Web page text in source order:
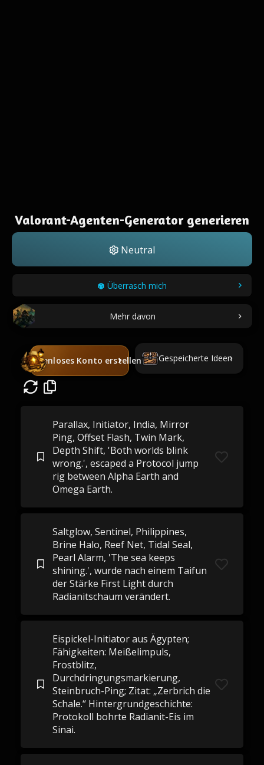
Valorant-Agenten-Generator generieren
Neutral
Überrasch mich
Mehr davon
Kostenloses Konto erstellen Gespeicherte Ideen
Parallax, Initiator, India, Mirror
Ping, Offset Flash, Twin Mark,
Depth Shift, 'Both worlds blink
wrong.', escaped a Protocol jump
rig between Alpha Earth and
Omega Earth.
Saltglow, Sentinel, Philippines,
Brine Halo, Reef Net, Tidal Seal,
Pearl Alarm, 'The sea keeps
shining.', wurde nach einem Taifun
der Stärke First Light durch
Radianitschaum verändert.
Eispickel-Initiator aus Ägypten;
Fähigkeiten: Meißelimpuls,
Frostblitz,
Durchdringungsmarkierung,
Steinbruch-Ping; Zitat: „Zerbrich die
Schale.“ Hintergrundgeschichte:
Protokoll bohrte Radianit-Eis im
Sinai.